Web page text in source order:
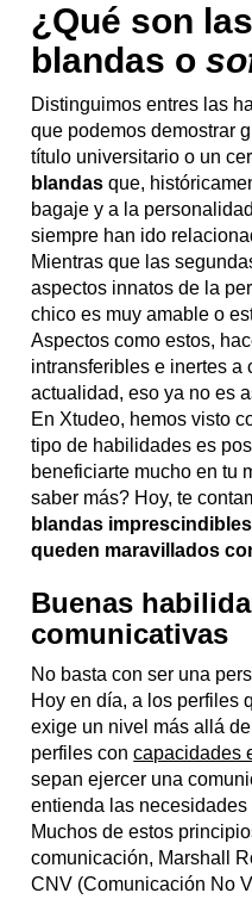
¿Qué son
blandas o
Distinguimos entres las
que podemos demostrar
título universitario o un
blandas que,
bagaje y a la
siempre han ido
Mientras que las
aspectos innatos de la
chico es muy amable o
Aspectos como estos,
intransferibles e inertes a
actualidad, eso ya no es
En Xtudeo, hemos visto
tipo de habilidades es
beneficiarte mucho en tu
saber más? Hoy, te
blandas
queden maravillados
Buenas
comunicativas
No basta con ser una
Hoy en día, a los perfiles
exige un nivel más allá
perfiles concapacidades
sepan ejercer una
entienda las necesidades
Muchos de estos
comunicación, Marshall
CNV (Comunicación No